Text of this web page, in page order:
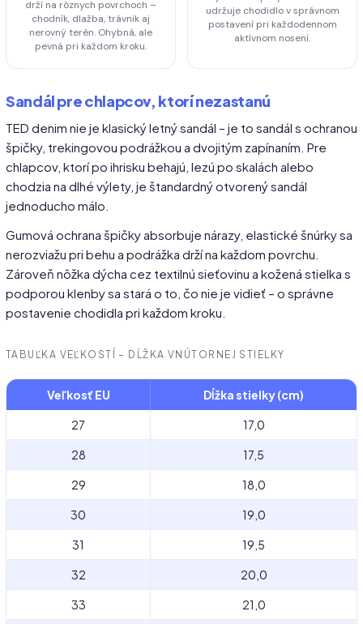
drží na rôznych povrchoch –
chodník, dlažba, trávnik aj
nerovný terén. Ohybná, ale
pevná pri každom kroku.
udržuje chodidlo v správnom
postavení pri každodennom
aktívnom nosení.
Sandál pre chlapcov, ktorí nezastanú
TED denim nie je klasický letný sandál – je to sandál s ochranou
špičky, trekingovou podrážkou a dvojitým zapínaním. Pre
chlapcov, ktorí po ihrisku behajú, lezú po skalách alebo
chodzia na dlhé výlety, je štandardný otvorený sandál
jednoducho málo.
Gumová ochrana špičky absorbuje nárazy, elastické šnúrky sa
nerozviažu pri behu a podrážka drží na každom povrchu.
Zároveň nôžka dýcha cez textilnú sieťovinu a kožená stielka s
podporou klenby sa stará o to, čo nie je vidieť – o správne
postavenie chodidla pri každom kroku.
TABUĽKA VEĽKOSTÍ – DĹŽKA VNÚTORNEJ STIELKY
Veľkosť EU Dĺžka stielky (cm)
27 17,0
28 17,5
29 18,0
30 19,0
31 19,5
32 20,0
33 21,0